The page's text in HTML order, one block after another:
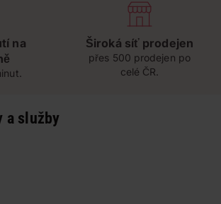
na
Široká síť prodejen
přes 500 prodejen po
celé ČR.
a služby